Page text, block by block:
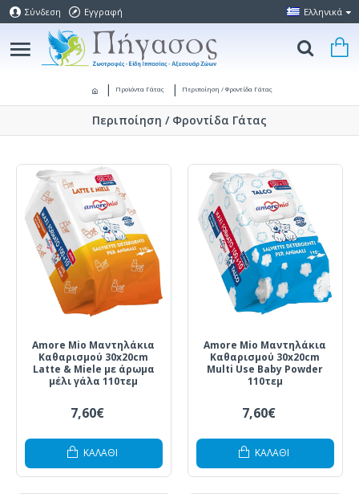
Σύνδεση Εγγραφή Ελληνικά
Προϊόντα Γάτας Περιποίηση / Φροντίδα Γάτας
Περιποίηση / Φροντίδα Γάτας
Amore Mio Μαντηλάκια
Καθαρισμού 30x20cm
Latte & Miele με άρωμα
μέλι γάλα 110τεμ
7,60€
ΚΑΛΆΘΙ
Amore Mio Μαντηλάκια
Καθαρισμού 30x20cm
Multi Use Baby Powder
110τεμ
7,60€
ΚΑΛΆΘΙ